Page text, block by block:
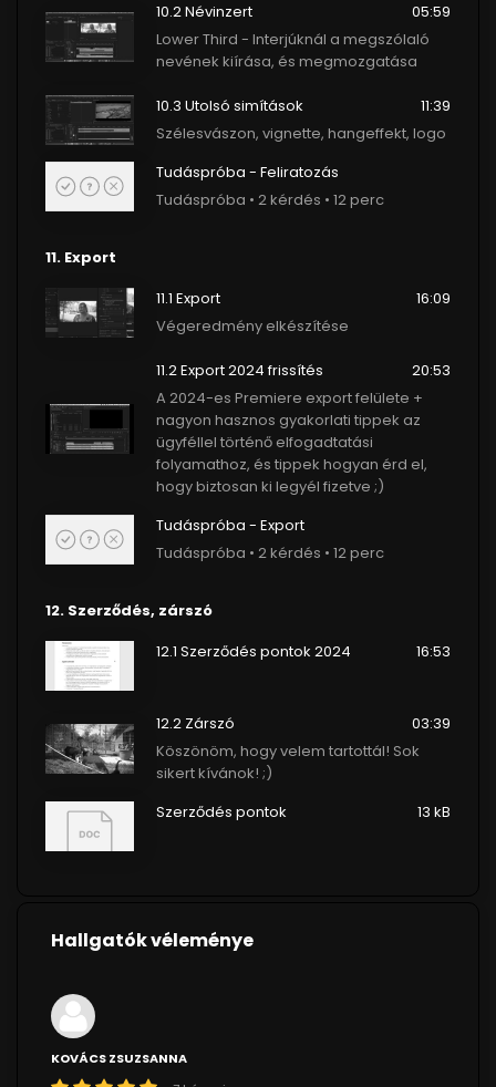
10.2 Névinzert
05:59
Lower Third - Interjúknál a megszólaló
nevének kiírása, és megmozgatása
10.3 Utolsó simítások
11:39
Szélesvászon, vignette, hangeffekt, logo
Tudáspróba - Feliratozás
Tudáspróba • 2 kérdés • 12 perc
11. Export
11.1 Export
16:09
Végeredmény elkészítése
11.2 Export 2024 frissítés
20:53
A 2024-es Premiere export felülete +
nagyon hasznos gyakorlati tippek az
ügyféllel történő elfogadtatási
folyamathoz, és tippek hogyan érd el,
hogy biztosan ki legyél fizetve ;)
Tudáspróba - Export
Tudáspróba • 2 kérdés • 12 perc
12. Szerződés, zárszó
12.1 Szerződés pontok 2024
16:53
12.2 Zárszó
03:39
Köszönöm, hogy velem tartottál! Sok
sikert kívánok! ;)
Szerződés pontok
13 kB
Hallgatók véleménye
KOVÁCS ZSUZSANNA